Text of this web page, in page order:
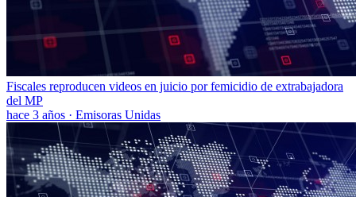
Fiscales reproducen videos en juicio por femicidio de extrabajadora
del MP
hace 3 años · Emisoras Unidas